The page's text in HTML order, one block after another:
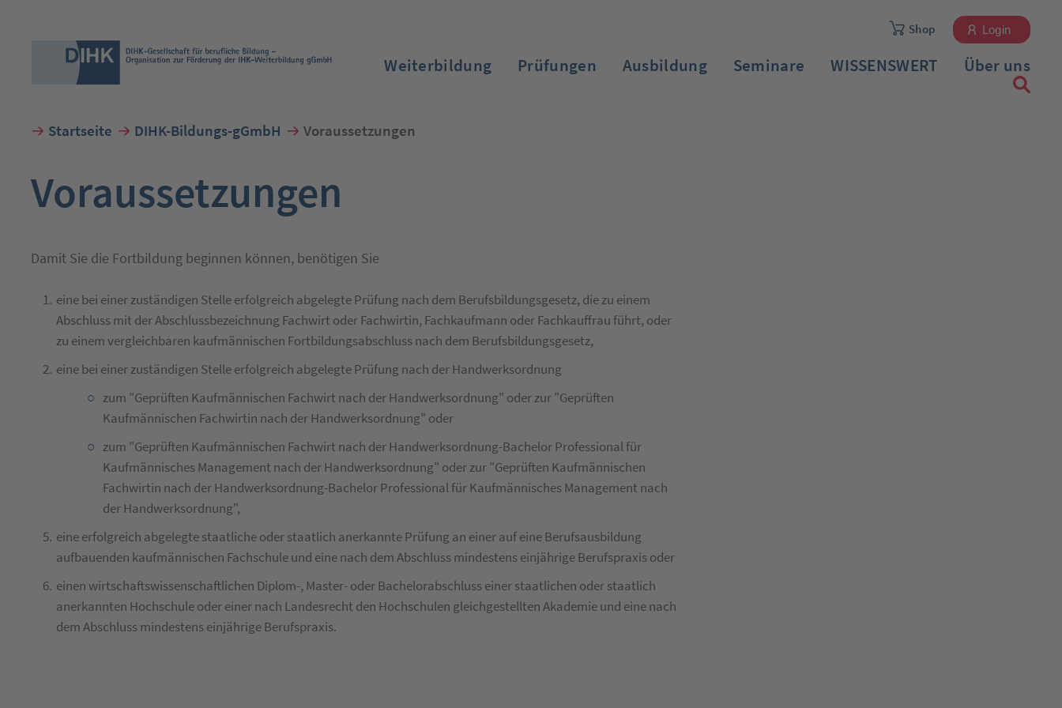
Login
Shop
Weiterbildung Prüfungen Ausbildung Seminare WISSENSWERT Über uns
Suchbegriff eingeben
Startseite DIHK-Bildungs-gGmbH Voraussetzungen
Voraussetzungen
Damit Sie die Fortbildung beginnen können, benötigen Sie
eine bei einer zuständigen Stelle erfolgreich abgelegte Prüfung nach dem Berufsbildungsgesetz, die zu einem
Abschluss mit der Abschlussbezeichnung Fachwirt oder Fachwirtin, Fachkaufmann oder Fachkauffrau führt, oder
zu einem vergleichbaren kaufmännischen Fortbildungsabschluss nach dem Berufsbildungsgesetz,
eine bei einer zuständigen Stelle erfolgreich abgelegte Prüfung nach der Handwerksordnung
zum "Geprüften Kaufmännischen Fachwirt nach der Handwerksordnung" oder zur "Geprüften
Kaufmännischen Fachwirtin nach der Handwerksordnung" oder
zum "Geprüften Kaufmännischen Fachwirt nach der Handwerksordnung-Bachelor Professional für
Kaufmännisches Management nach der Handwerksordnung" oder zur "Geprüften Kaufmännischen
Fachwirtin nach der Handwerksordnung-Bachelor Professional für Kaufmännisches Management nach
der Handwerksordnung",
eine erfolgreich abgelegte staatliche oder staatlich anerkannte Prüfung an einer auf eine Berufsausbildung
aufbauenden kaufmännischen Fachschule und eine nach dem Abschluss mindestens einjährige Berufspraxis oder
einen wirtschaftswissenschaftlichen Diplom-, Master- oder Bachelorabschluss einer staatlichen oder staatlich
anerkannten Hochschule oder einer nach Landesrecht den Hochschulen gleichgestellten Akademie und eine nach
dem Abschluss mindestens einjährige Berufspraxis.